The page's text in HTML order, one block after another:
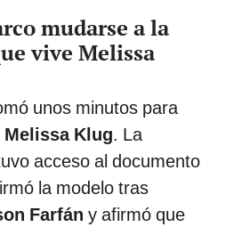
mudarse a la
vive Melissa
unos minutos para
Melissa Klug. La
acceso al documento
la modelo tras
Farfán y afirmó que